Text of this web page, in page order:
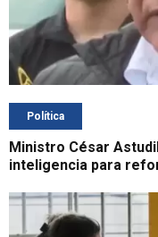
Política
Ministro César
inteligencia para